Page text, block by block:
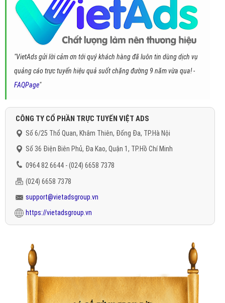
"VietAds gửi lời cảm ơn tới quý khách hàng đã luôn tin dùng dịch vụ
quảng cáo trực tuyến hiệu quả suốt chặng đường 9 năm vừa qua! -
FAQPage"
CÔNG TY CỔ PHẦN TRỰC TUYẾN VIỆT ADS
Số 6/25 Thổ Quan, Khâm Thiên, Đống Đa, TP.Hà Nội
Số 36 Điện Biên Phủ, Đa Kao, Quận 1, TP.Hồ Chí Minh
0964 82 6644 - (024) 6658 7378
(024) 6658 7378
support@vietadsgroup.vn
https://vietadsgroup.vn